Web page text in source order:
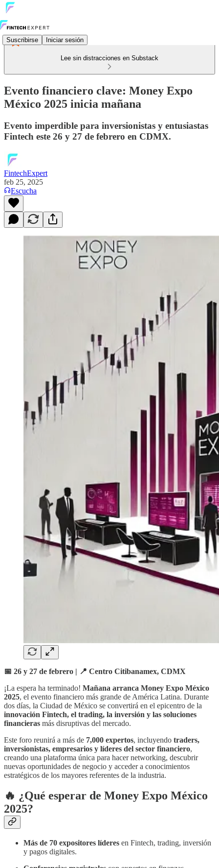
Suscribirse Iniciar sesión
Lee sin distracciones en Substack
Evento financiero clave: Money Expo
México 2025 inicia mañana
Evento imperdible para inversionistas y entusiastas
Fintech este 26 y 27 de febrero en CDMX.
FintechExpert
feb 25, 2025
Escucha
📅 26 y 27 de febrero | 📍 Centro Citibanamex, CDMX
¡La espera ha terminado! Mañana arranca Money Expo México
2025, el evento financiero más grande de América Latina. Durante
dos días, la Ciudad de México se convertirá en el epicentro de la
innovación Fintech, el trading, la inversión y las soluciones
financieras más disruptivas del mercado.
Este foro reunirá a más de 7,000 expertos, incluyendo traders,
inversionistas, empresarios y líderes del sector financiero,
creando una plataforma única para hacer networking, descubrir
nuevas oportunidades de negocio y acceder a conocimientos
estratégicos de los mayores referentes de la industria.
🔥 ¿Qué esperar de Money Expo México
2025?
Más de 70 expositores líderes en Fintech, trading, inversión
y pagos digitales.